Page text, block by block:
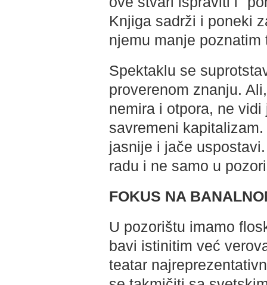
Knjiga sadrži i poneki
njemu manje
Spektaklu se
proverenom znanju.
nemira i otpora, ne
savremeni
jasnije i jače
radu i ne samo u
FOKUS NA
U pozorištu imamo
bavi istinitim već
teatar